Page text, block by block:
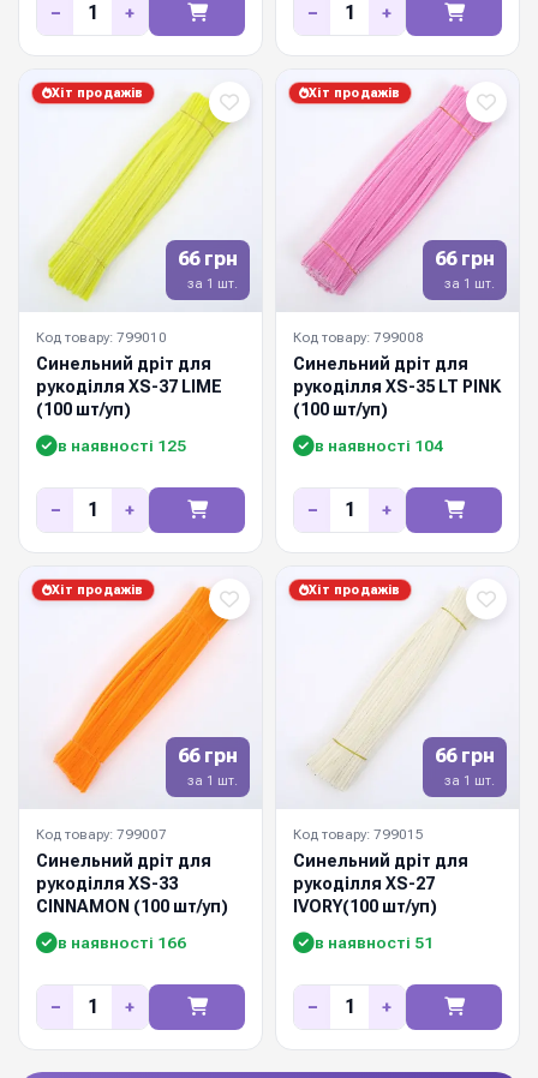
− + − +
66 грн
за 1 шт.
Хіт продажів
Код товару: 799010
Синельний дріт для
рукоділля XS-37 LIME
(100 шт/уп)
в наявності 125
− +
66 грн
за 1 шт.
Хіт продажів
Код товару: 799008
Синельний дріт для
рукоділля XS-35 LT PINK
(100 шт/уп)
в наявності 104
− +
66 грн
за 1 шт.
Хіт продажів
Код товару: 799007
Синельний дріт для
рукоділля XS-33
CINNAMON (100 шт/уп)
в наявності 166
− +
66 грн
за 1 шт.
Хіт продажів
Код товару: 799015
Синельний дріт для
рукоділля XS-27
IVORY(100 шт/уп)
в наявності 51
− +